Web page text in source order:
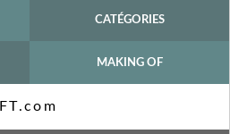
CATÉGORIES
MAKING OF